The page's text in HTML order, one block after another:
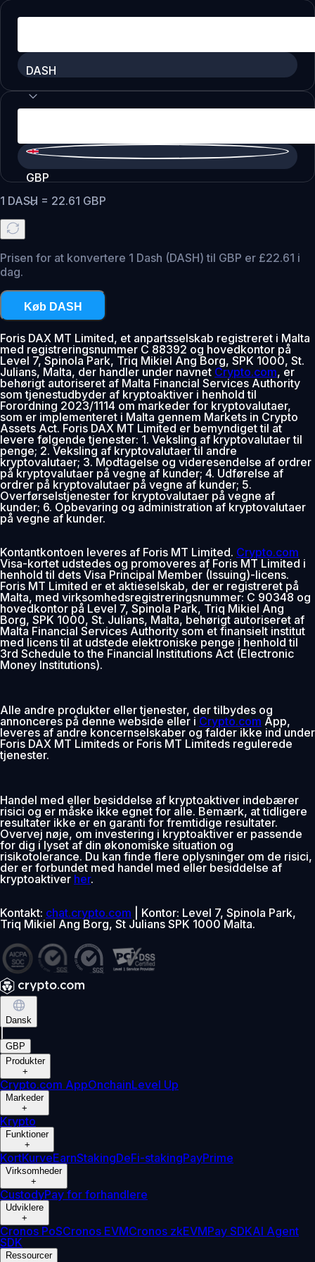
DASH
GBP
1 DASH = 22.61 GBP
Prisen for at konvertere 1 Dash (DASH) til GBP er £22.61 i
dag.
Køb DASH
Foris DAX MT Limited, et anpartsselskab registreret i Malta
med registreringsnummer C 88392 og hovedkontor på
Level 7, Spinola Park, Triq Mikiel Ang Borg, SPK 1000, St.
Julians, Malta, der handler under navnet Crypto.com, er
behørigt autoriseret af Malta Financial Services Authority
som tjenestudbyder af kryptoaktiver i henhold til
Forordning 2023/1114 om markeder for kryptovalutaer,
som er implementeret i Malta gennem Markets in Crypto
Assets Act. Foris DAX MT Limited er bemyndiget til at
levere følgende tjenester: 1. Veksling af kryptovalutaer til
penge; 2. Veksling af kryptovalutaer til andre
kryptovalutaer; 3. Modtagelse og videresendelse af ordrer
på kryptovalutaer på vegne af kunder; 4. Udførelse af
ordrer på kryptovalutaer på vegne af kunder; 5.
Overførselstjenester for kryptovalutaer på vegne af
kunder; 6. Opbevaring og administration af kryptovalutaer
på vegne af kunder.
Kontantkontoen leveres af Foris MT Limited. Crypto.com
Visa-kortet udstedes og promoveres af Foris MT Limited i
henhold til dets Visa Principal Member (Issuing)-licens.
Foris MT Limited er et aktieselskab, der er registreret på
Malta, med virksomhedsregistreringsnummer: C 90348 og
hovedkontor på Level 7, Spinola Park, Triq Mikiel Ang
Borg, SPK 1000, St. Julians, Malta, behørigt autoriseret af
Malta Financial Services Authority som et finansielt institut
med licens til at udstede elektroniske penge i henhold til
3rd Schedule to the Financial Institutions Act (Electronic
Money Institutions).
Alle andre produkter eller tjenester, der tilbydes og
annonceres på denne webside eller i Crypto.com App,
leveres af andre koncernselskaber og falder ikke ind under
Foris DAX MT Limiteds or Foris MT Limiteds regulerede
tjenester.
Handel med eller besiddelse af kryptoaktiver indebærer
risici og er måske ikke egnet for alle. Bemærk, at tidligere
resultater ikke er en garanti for fremtidige resultater.
Overvej nøje, om investering i kryptoaktiver er passende
for dig i lyset af din økonomiske situation og
risikotolerance. Du kan finde flere oplysninger om de risici,
der er forbundet med handel med eller besiddelse af
kryptoaktiver her.
Kontakt: chat.crypto.com | Kontor: Level 7, Spinola Park,
Triq Mikiel Ang Borg, St Julians SPK 1000 Malta.
Dansk
GBP
Produkter
+
Crypto.com AppOnchainLevel Up
Markeder
+
Krypto
Funktioner
+
KortKurveEarnStakingDeFi-stakingPayPrime
Virksomheder
+
CustodyPay for forhandlere
Udviklere
+
Cronos PoSCronos EVMCronos zkEVMPay SDKAI Agent
SDK
Ressourcer